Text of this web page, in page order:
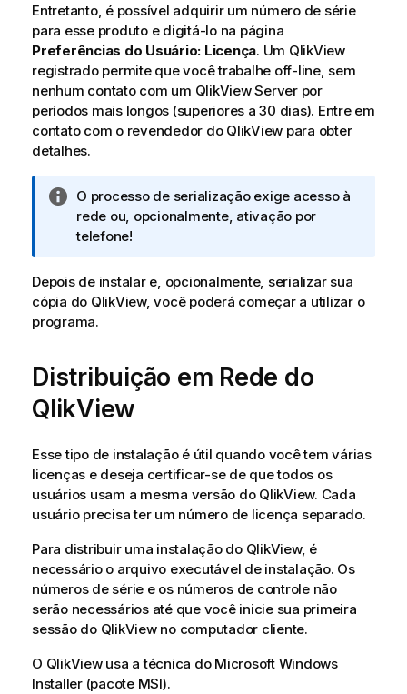
Entretanto, é possível adquirir um número de série
para esse produto e digitá-lo na página
Preferências do Usuário: Licença. Um QlikView
registrado permite que você trabalhe off-line, sem
nenhum contato com um QlikView Server por
períodos mais longos (superiores a 30 dias). Entre em
contato com o revendedor do QlikView para obter
detalhes.
N
o
t
n
f
m
a
t
v
a
O processo de serialização exige acesso à
rede ou, opcionalmente, ativação por
telefone!
Depois de instalar e, opcionalmente, serializar sua
cópia do QlikView, você poderá começar a utilizar o
programa.
Distribuição em Rede do
QlikView
Esse tipo de instalação é útil quando você tem várias
licenças e deseja certificar-se de que todos os
usuários usam a mesma versão do QlikView. Cada
usuário precisa ter um número de licença separado.
Para distribuir uma instalação do QlikView, é
necessário o arquivo executável de instalação. Os
números de série e os números de controle não
serão necessários até que você inicie sua primeira
sessão do QlikView no computador cliente.
O QlikView usa a técnica do Microsoft Windows
Installer (pacote MSI).